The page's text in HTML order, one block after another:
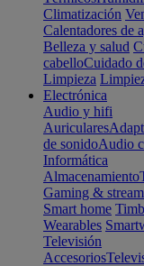
Climatización
Calentadores de
Belleza y salud
cabelloCuidado
Limpieza
Electrónica
Audio y hifi
Auriculares
de sonidoAudio
Informática
Almacenamiento
Gaming &
Smart home
Wearables
Televisión
Accesorios